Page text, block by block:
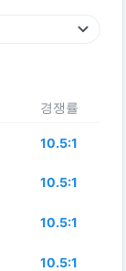
경쟁률
10.5:1
10.5:1
10.5:1
10.5:1